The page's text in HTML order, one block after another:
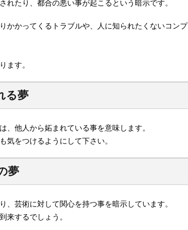
れたり、都合の悪い事が起こるという暗示です。
かかってくるトラブルや、人に知られたくないコンプ
ます。
る夢
、他人から妬まれている事を意味します。
気をつけるようにして下さい。
夢
、芸術に対して関心を持つ事を暗示しています。
来するでしょう。